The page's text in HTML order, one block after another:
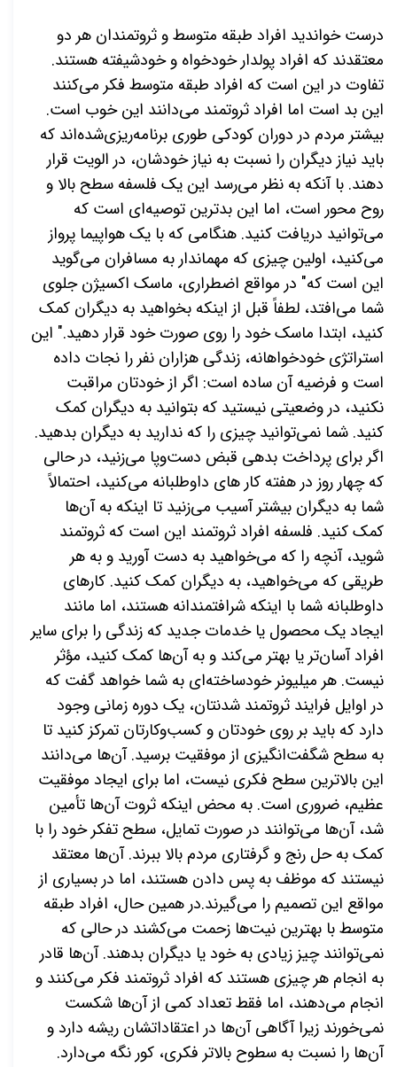
درست خواندید افراد طبقه متوسط و ثروتمندان هر دو
معتقدند که افراد پولدار خودخواه و خودشیفته هستند.
تفاوت در این است که افراد طبقه متوسط فکر می‌کنند
این بد است اما افراد ثروتمند می‌دانند این خوب است.
بیشتر مردم در دوران کودکی طوری برنامه‌ریزی‌شده‌اند که
باید نیاز دیگران را نسبت به نیاز خودشان، در الویت قرار
دهند. با آنکه به نظر می‌رسد این یک فلسفه سطح بالا و
روح محور است، اما این بدترین توصیه‌ای است که
می‌توانید دریافت کنید. هنگامی که با یک هواپیما پرواز
می‌کنید، اولین چیزی که مهماندار به مسافران می‌گوید
این است که" در مواقع اضطراری، ماسک اکسیژن جلوی
شما می‌افتد، لطفاً قبل از اینکه بخواهید به دیگران کمک
کنید، ابتدا ماسک خود را روی صورت خود قرار دهید." این
استراتژی خودخواهانه، زندگی هزاران نفر را نجات داده
است و فرضیه آن ساده است: اگر از خودتان مراقبت
نکنید، در وضعیتی نیستید که بتوانید به دیگران کمک
کنید. شما نمی‌توانید چیزی را که ندارید به دیگران بدهید.
اگر برای پرداخت بدهی قبض دست‌وپا می‌زنید، در حالی
که چهار روز در هفته کار های داوطلبانه می‌کنید، احتمالاً
شما به دیگران بیشتر آسیب می‌زنید تا اینکه به آن‌ها
کمک کنید. فلسفه افراد ثروتمند این است که ثروتمند
شوید، آنچه را که می‌خواهید به دست آورید و به هر
طریقی که می‌خواهید، به دیگران کمک کنید. کارهای
داوطلبانه شما با اینکه شرافتمندانه هستند، اما مانند
ایجاد یک محصول یا خدمات جدید که زندگی را برای سایر
افراد آسان‌تر یا بهتر می‌کند و به آن‌ها کمک کنید، مؤثر
نیست. هر میلیونر خودساخته‌ای به شما خواهد گفت که
در اوایل فرایند ثروتمند شدنتان، یک دوره زمانی وجود
دارد که باید بر روی خودتان و کسب‌وکارتان تمرکز کنید تا
به سطح شگفت‌انگیزی از موفقیت برسید. آن‌ها می‌دانند
این بالاترین سطح فکری نیست، اما برای ایجاد موفقیت
عظیم، ضروری است. به محض اینکه ثروت آن‌ها تأمین
شد، آن‌ها می‌توانند در صورت تمایل، سطح تفکر خود را با
کمک به حل رنج و گرفتاری مردم بالا ببرند. آن‌ها معتقد
نیستند که موظف به پس دادن هستند، اما در بسیاری از
مواقع این تصمیم را می‌گیرند.در همین حال، افراد طبقه
متوسط با بهترین نیت‌ها زحمت می‌کشند در حالی که
نمی‌توانند چیز زیادی به خود یا دیگران بدهند. آن‌ها قادر
به انجام هر چیزی هستند که افراد ثروتمند فکر می‌کنند و
انجام می‌دهند، اما فقط تعداد کمی از آن‌ها شکست
نمی‌خورند زیرا آگاهی آن‌ها در اعتقاداتشان ریشه دارد و
آن‌ها را نسبت به سطوح بالاتر فکری، کور نگه می‌دارد.